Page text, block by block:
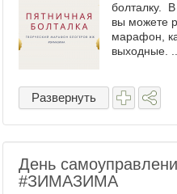
болталку.
вы можете
марафон,
выходные. ...
Развернуть
День
#ЗИМАЗИМА